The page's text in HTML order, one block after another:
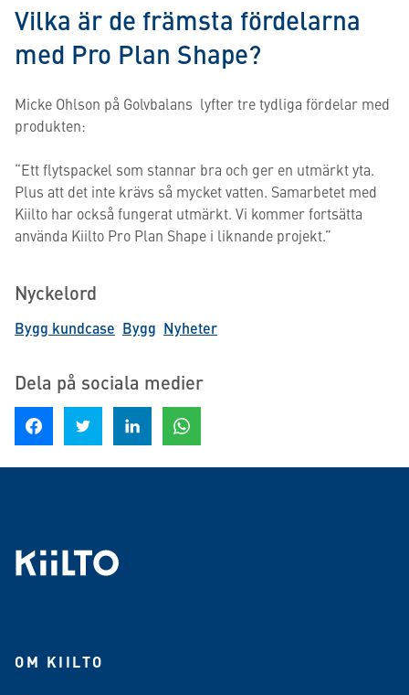
Vilka är de främsta fördelarna
med Pro Plan Shape?
Micke Ohlson på Golvbalans lyfter tre tydliga fördelar med
produkten:
“Ett flytspackel som stannar bra och ger en utmärkt yta.
Plus att det inte krävs så mycket vatten. Samarbetet med
Kiilto har också fungerat utmärkt. Vi kommer fortsätta
använda Kiilto Pro Plan Shape i liknande projekt.”
Nyckelord
Bygg kundcase Bygg Nyheter
Dela på sociala medier
Dela på Facebook Dela på Twitter Dela på LinkedIn
OM KIILTO